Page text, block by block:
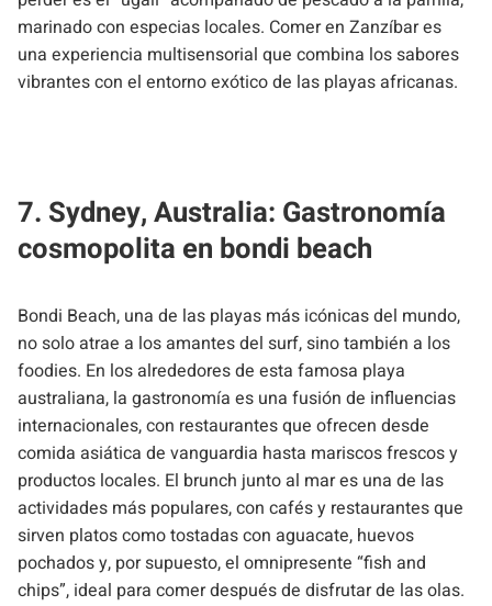
marinado con especias locales. Comer en Zanzíbar es
una experiencia multisensorial que combina los sabores
vibrantes con el entorno exótico de las playas africanas.
7. Sydney, Australia: Gastronomía
cosmopolita en bondi beach
Bondi Beach, una de las playas más icónicas del mundo,
no solo atrae a los amantes del surf, sino también a los
foodies. En los alrededores de esta famosa playa
australiana, la gastronomía es una fusión de influencias
internacionales, con restaurantes que ofrecen desde
comida asiática de vanguardia hasta mariscos frescos y
productos locales. El brunch junto al mar es una de las
actividades más populares, con cafés y restaurantes que
sirven platos como tostadas con aguacate, huevos
pochados y, por supuesto, el omnipresente “fish and
chips”, ideal para comer después de disfrutar de las olas.